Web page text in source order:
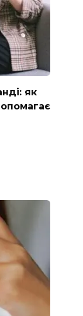
як